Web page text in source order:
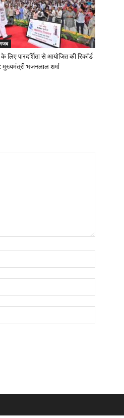
लिए पारदर्शिता से आयोजित की रिकॉर्ड
मुख्यमंत्री भजनलाल शर्मा